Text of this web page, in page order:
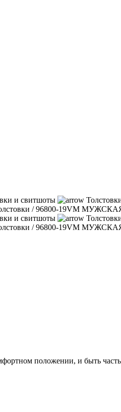
и свитшоты
/96800-19VM
и свитшоты
/96800-19VM
положении, и быть